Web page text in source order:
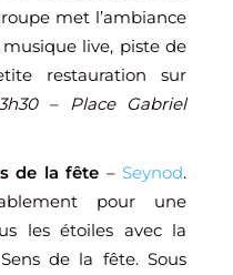
met l’ambiance
musique live, piste de
restauration sur
– Place Gabriel
de la fête – Seynod.
pour une
les étoiles avec la
de la fête. Sous